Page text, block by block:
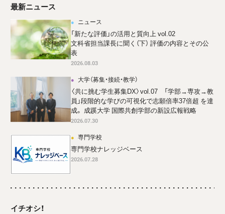
最新ニュース
ニュース
「新たな評価」の活用と質向上 vol.02
文科省担当課長に聞く（下） 評価の内容とその公
表
2026.08.03
大学（募集・接続・教学）
〈共に挑む学生募集DX〉vol.07 「学部→専攻→教
員」段階的な学びの可視化で志願倍率37倍超 を達
成。 成蹊大学 国際共創学部の新設広報戦略
2026.07.30
専門学校
専門学校ナレッジベース
2026.07.28
イチオシ！